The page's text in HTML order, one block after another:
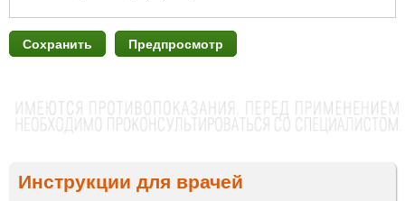
Инструкции для врачей